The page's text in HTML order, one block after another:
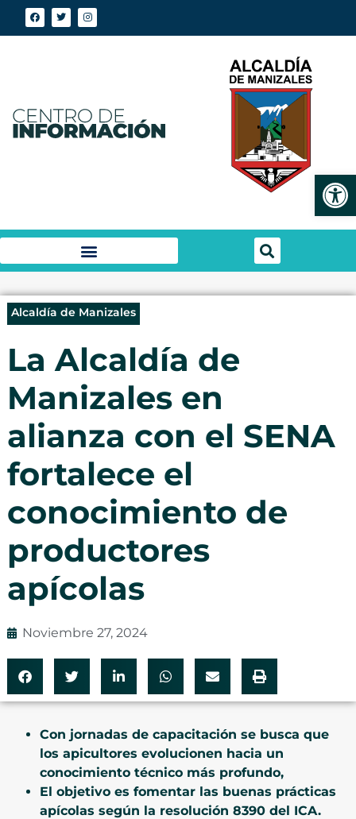
Alcaldía de Manizales
La Alcaldía de
Manizales en
alianza con el SENA
fortalece el
conocimiento de
productores
apícolas
Noviembre 27, 2024
Con jornadas de capacitación se busca que
los apicultores evolucionen hacia un
conocimiento técnico más profundo,
El objetivo es fomentar las buenas prácticas
apícolas según la resolución 8390 del ICA.